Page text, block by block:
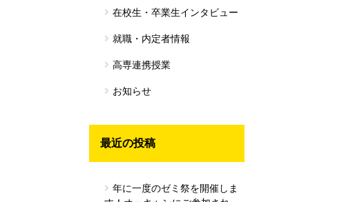
在校生・卒業生インタビュー
就職・内定者情報
高専連携授業
お知らせ
最近の投稿
年に一度のゼミ祭を開催しま